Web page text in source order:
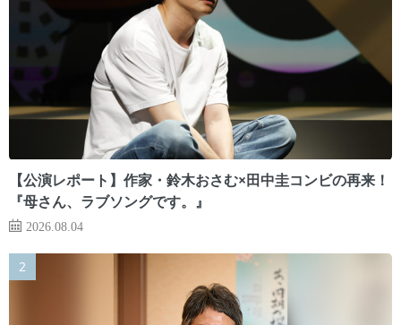
【公演レポート】作家・鈴木おさむ×田中圭コンビの再来！
『母さん、ラブソングです。』
2026.08.04